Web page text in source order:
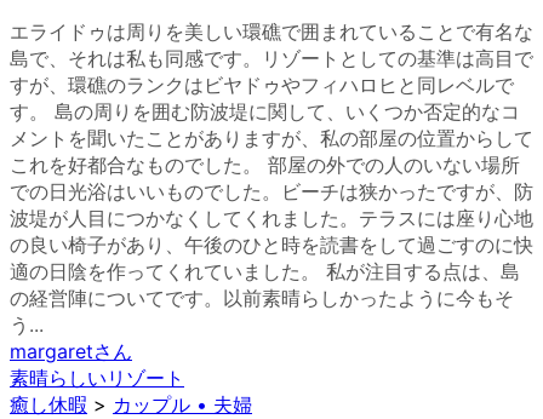
エライドゥは周りを美しい環礁で囲まれていることで有名な
島で、それは私も同感です。リゾートとしての基準は高目で
すが、環礁のランクはビヤドゥやフィハロヒと同レベルで
す。 島の周りを囲む防波堤に関して、いくつか否定的なコ
メントを聞いたことがありますが、私の部屋の位置からして
これを好都合なものでした。 部屋の外での人のいない場所
での日光浴はいいものでした。ビーチは狭かったですが、防
波堤が人目につかなくしてくれました。テラスには座り心地
の良い椅子があり、午後のひと時を読書をして過ごすのに快
適の日陰を作ってくれていました。 私が注目する点は、島
の経営陣についてです。以前素晴らしかったように今もそ
う...
margaretさん
素晴らしいリゾート
癒し休暇 > カップル • 夫婦